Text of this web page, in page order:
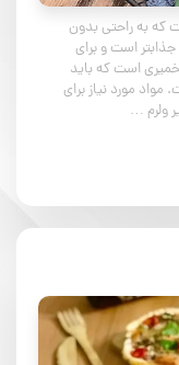
که به راحتی بدون
است و برای
خمیری است که باید
مورد نیاز برای